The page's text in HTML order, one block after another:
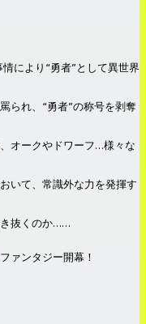
により“勇者”として異世界
られ、“勇者”の称号を剥奪
オークやドワーフ…様々な
いて、常識外な力を発揮す
き抜くのか……
ァンタジー開幕！